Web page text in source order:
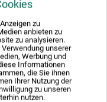
zu
anbieten zu
zu analysieren.
unserer
Werbung und
Informationen
die Sie ihnen
Ihrer Nutzung der
zu unseren
nutzen.